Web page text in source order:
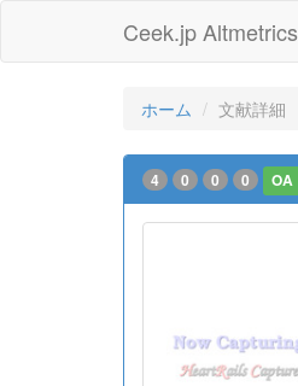
Ceek.jp
ホーム 文献詳細
4 0 0 0 OA